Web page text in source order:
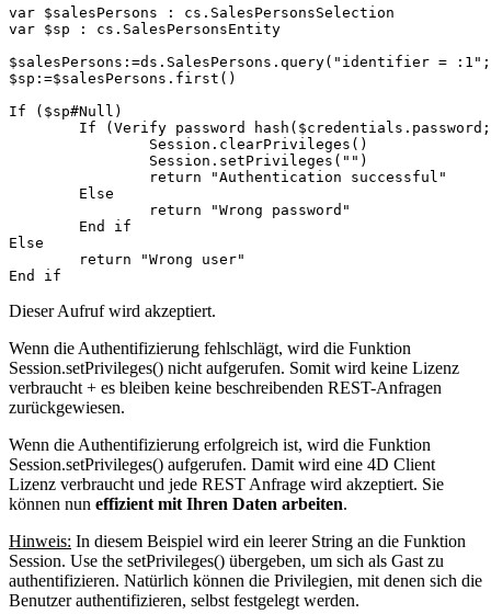
var $salesPersons : cs.SalesPersonsSelection
var $sp : cs.SalesPersonsEntity
$salesPersons:=ds.SalesPersons.query("identifier =
$sp:=$salesPersons.first()
If ($sp#Null)
Else
End if
Dieser Aufruf wird akzeptiert.
Wenn die Authentifizierung fehlschlägt, wird die Funktion
Session.setPrivileges() nicht aufgerufen. Somit wird keine Lizenz
verbraucht + es bleiben keine beschreibenden REST-Anfragen
zurückgewiesen.
Wenn die Authentifizierung erfolgreich ist, wird die Funktion
Session.setPrivileges() aufgerufen. Damit wird eine 4D Client
Lizenz verbraucht und jede REST Anfrage wird akzeptiert. Sie
können nun effizient mit Ihren Daten arbeiten.
Hinweis: In diesem Beispiel wird ein leerer String an die Funktion
Session. Use the setPrivileges() übergeben, um sich als Gast zu
authentifizieren. Natürlich können die Privilegien, mit denen sich die
Benutzer authentifizieren, selbst festgelegt werden.